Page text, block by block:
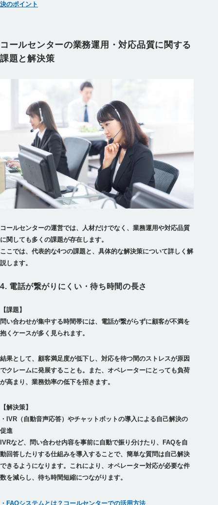
決のポイント
コールセンターの業務運用・対応品質に関する
課題と解決策
コールセンターの運営では、人材だけでなく、業務運用や対応品質
に関しても多くの課題が存在します。
ここでは、代表的な4つの課題と、具体的な解決策について詳しく解
4. 電話が繋がりにくい・待ち時間の長さ
【課題】
問い合わせが集中する時間帯には、電話が繋がらずに顧客が不満を
結果として、顧客満足度が低下し、対応を待つ間のストレスが原因
でクレームに発展することも。また、オペレーターにとっても負荷
が高まり、業務効率の低下を招きます。
【解決策】
・IVR（自動音声応答）やチャットボットの導入による自己解決の
促進
IVRなど、問い合わせ内容を事前に自動で振り分けたり、FAQを自
動回答したりする仕組みを導入することで、簡単な質問は自己解決
できるようになります。これにより、オペレーター対応が必要な件
・FAQシステムとは？コールセンターでの活用方法